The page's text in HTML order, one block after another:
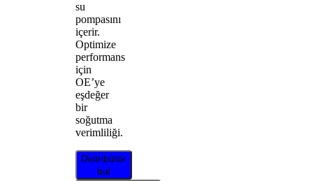
su
pompasını
içerir.
Optimize
performans
için
OE’ye
eşdeğer
bir
soğutma
verimliliği.
Distribütör
bul